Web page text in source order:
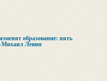
образование: пять
Михаил Левин